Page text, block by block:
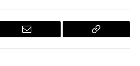
Email
Copy